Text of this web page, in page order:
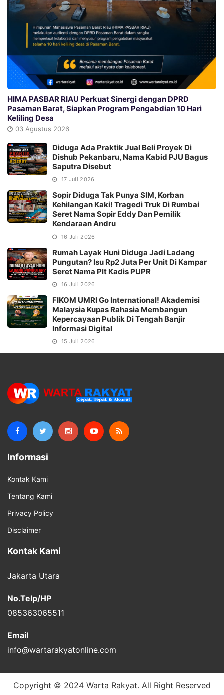
HIMA PASBAR RIAU Perkuat Sinergi dengan DPRD
Pasaman Barat, Siapkan Program Pengabdian 10 Hari
Keliling Desa
03 Agustus 2026
Diduga Ada Praktik Jual Beli Proyek Di
Dishub Pekanbaru, Nama Kabid PJU Bagus
Saputra Disebut
17 Juli 2026
Sopir Diduga Tak Punya SIM, Korban
Kehilangan Kaki! Tragedi Truk Di Rumbai
Seret Nama Sopir Eddy Dan Pemilik
Kendaraan Andru
16 Juli 2026
Rumah Layak Huni Diduga Jadi Ladang
Pungutan? Isu Rp2 Juta Per Unit Di Kampar
Seret Nama Plt Kadis PUPR
16 Juli 2026
FIKOM UMRI Go International! Akademisi
Malaysia Kupas Rahasia Membangun
Kepercayaan Publik Di Tengah Banjir
Informasi Digital
15 Juli 2026
Informasi
Kontak Kami
Tentang Kami
Privacy Policy
Disclaimer
Kontak Kami
Jakarta Utara
No.Telp/HP
085363065511
Email
info@wartarakyatonline.com
Copyright © 2024 Warta Rakyat. All Right Reserved